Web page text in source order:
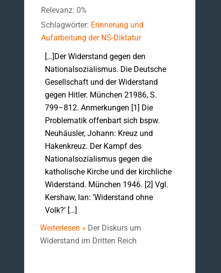
Relevanz: 0%
Schlagwörter: Erinnerung und
Aufarbeitung der NS-Diktatur
[…]Der Widerstand gegen den
Nationalsozialismus. Die Deutsche
Gesellschaft und der Widerstand
gegen Hitler. München 21986, S.
799–812. Anmerkungen [1] Die
Problematik offenbart sich bspw.
Neuhäusler, Johann: Kreuz und
Hakenkreuz. Der Kampf des
Nationalsozialismus gegen die
katholische Kirche und der kirchliche
Widerstand. München 1946. [2] Vgl.
Kershaw, Ian: ’Widerstand ohne
Volk?’ […]
Weiterlesen » Der Diskurs um
Widerstand im Dritten Reich